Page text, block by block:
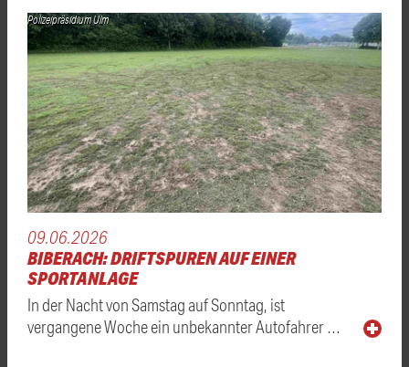
Polizeipräsidium Ulm
09.06.2026
BIBERACH: DRIFTSPUREN AUF EINER
SPORTANLAGE
In der Nacht von Samstag auf Sonntag, ist
vergangene Woche ein unbekannter Autofahrer …